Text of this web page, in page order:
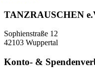
TANZRAUSCHEN
Sophienstraße 12
42103 Wuppertal
Konto- &